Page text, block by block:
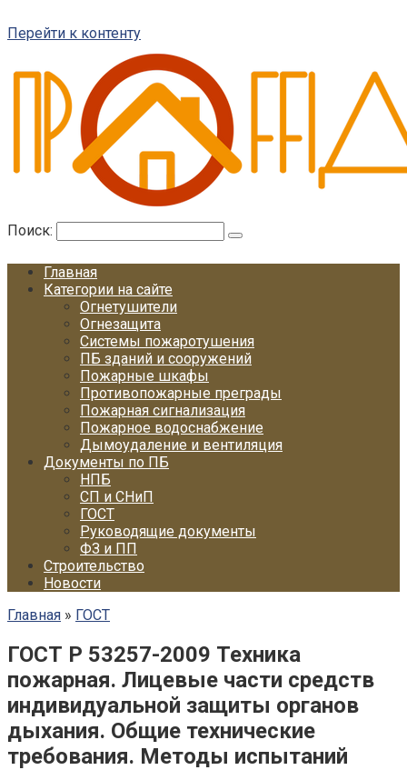
Перейти к контенту
Поиск:
Главная
Категории на сайте
Огнетушители
Огнезащита
Системы пожаротушения
ПБ зданий и сооружений
Пожарные шкафы
Противопожарные преграды
Пожарная сигнализация
Пожарное водоснабжение
Дымоудаление и вентиляция
Документы по ПБ
НПБ
СП и СНиП
ГОСТ
Руководящие документы
ФЗ и ПП
Строительство
Новости
Главная » ГОСТ
ГОСТ Р 53257-2009 Техника
пожарная. Лицевые части средств
индивидуальной защиты органов
дыхания. Общие технические
требования. Методы испытаний